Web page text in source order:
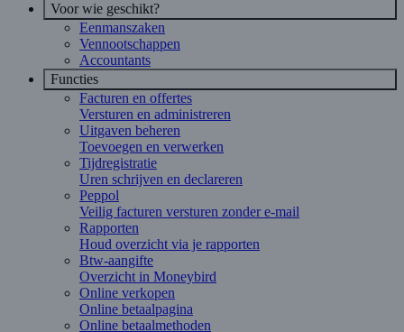
Voor wie geschikt?
Eenmanszaken
Vennootschappen
Accountants
Functies
Facturen en offertes
Versturen en administreren
Uitgaven beheren
Toevoegen en verwerken
Tijdregistratie
Uren schrijven en declareren
Peppol
Veilig facturen versturen zonder e-mail
Rapporten
Houd overzicht via je rapporten
Btw-aangifte
Overzicht in Moneybird
Online verkopen
Online betaalpagina
Online betaalmethoden